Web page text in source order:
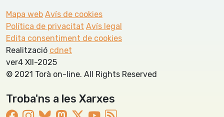
Mapa web Avís de cookies
Política de privacitat Avís legal
Edita consentiment de cookies
Realització cdnet
ver4 XII-2025
© 2021 Torà on-line. All Rights Reserved
Troba'ns a les Xarxes